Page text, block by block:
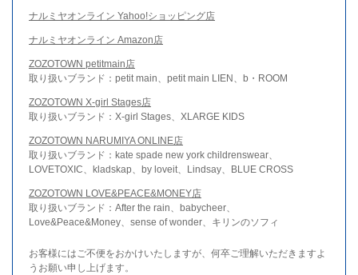
ナルミヤオンライン Yahoo!ショッピング店
ナルミヤオンライン Amazon店
ZOZOTOWN petitmain店
取り扱いブランド：petit main、petit main LIEN、b・ROOM
ZOZOTOWN X-girl Stages店
取り扱いブランド：X-girl Stages、XLARGE KIDS
ZOZOTOWN NARUMIYA ONLINE店
取り扱いブランド：kate spade new york childrenswear、
LOVETOXIC、kladskap、by loveit、Lindsay、BLUE CROSS
ZOZOTOWN LOVE&PEACE&MONEY店
取り扱いブランド：After the rain、babycheer、
Love&Peace&Money、sense of wonder、キリンのソフィ
お客様にはご不便をおかけいたしますが、何卒ご理解いただきますよ
うお願い申し上げます。